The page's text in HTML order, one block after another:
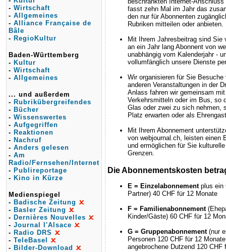
- Wirtschaft
- Allgemeines
- Alliance Française de
Bâle
- RegioKultur
Baden-Württemberg
- Kultur
- Wirtschaft
- Allgemeines
... und außerdem
- Rubrikübergreifendes
- Bücher
- Wissenswertes
- Aufgegriffen
- Reaktionen
- Nachruf
- Anders gelesen
- Am
Radio/Fernsehen/Internet
- Publireportage
- Kino in Kürze
Medienspiegel
- Badische Zeitung
- Basler Zeitung
- Dernières Nouvelles
- Journal l'Alsace
- Radio DRS
- TeleBasel
- Bilder-Download
fasst zehn Mal im Jahr das
den nur für Abonnenten
Rubriken mitteilen oder anbieten.
Mit Ihrem Jahresbeitrag sind Sie
an ein Jahr lang Abonnent von
unabhängig vom Kalenderjahr -
vollumfänglich unsere Dienste
Wir organisieren für Sie Besuche
anderen Veranstaltungen in der
Anlass fahren wir gemeinsam
Verkehrsmitteln oder im Bus, so
Glas oder zwei zu sich nehmen,
Platz erwarten oder als
Mit Ihrem Abonnement
von webjournal.ch, leisten einen
und ermöglichen für Sie
Grenzen.
Die Abonnementskosten
E = Einzelabonnementplus ein
Partner) 40 CHF für 12 Monate
F = Familienabonnement
Kinder/Gäste) 60 CHF für 12
G = Gruppenabonnement(nur
Personen 120 CHF für 12
angebrochene Dutzend 120 CHF